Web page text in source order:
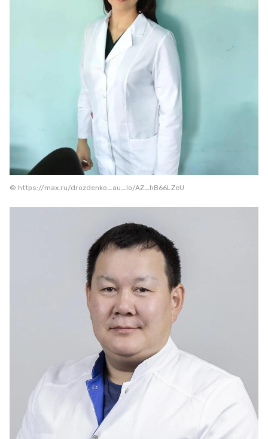
© https://max.ru/drozdenko_au_lo/AZ_hB66LZeU